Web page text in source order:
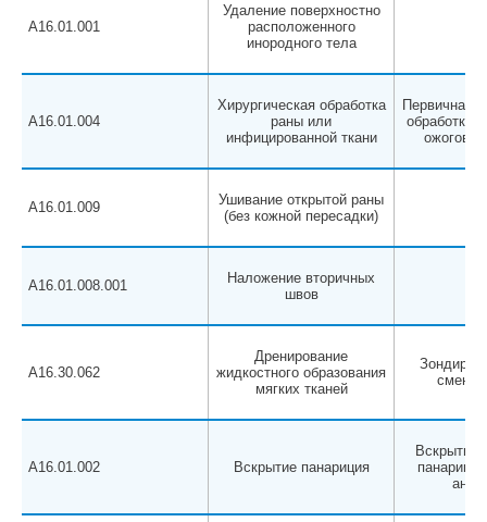
A16.01.001
Удаление поверхностно
расположенного
инородного тела
A16.01.004
Хирургическая обработка
раны или
инфицированной ткани
Первичная
обработка
ожогов
A16.01.009
Ушивание открытой раны
(без кожной пересадки)
A16.01.008.001
Наложение вторичных
швов
A16.30.062
Дренирование
жидкостного образования
мягких тканей
смена
A16.01.002 Вскрытие панариция
Вскрытие